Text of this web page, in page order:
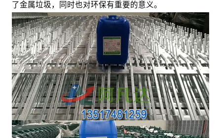
了金属垃圾，同时也对环保有重要的意义。